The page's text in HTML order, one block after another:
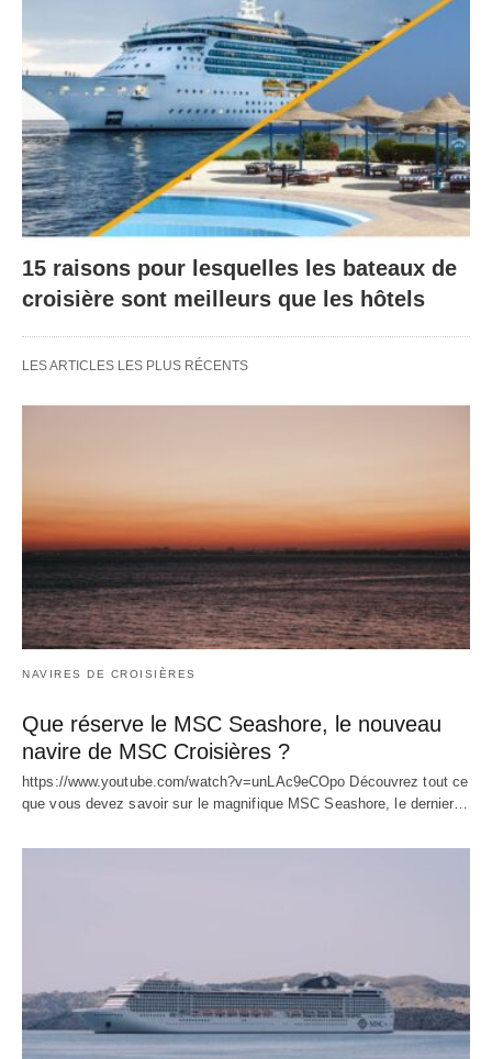
15 raisons pour lesquelles les bateaux de
croisière sont meilleurs que les hôtels
LES ARTICLES LES PLUS RÉCENTS
NAVIRES DE CROISIÈRES
Que réserve le MSC Seashore, le nouveau
navire de MSC Croisières ?
https://www.youtube.com/watch?v=unLAc9eCOpo Découvrez tout ce
que vous devez savoir sur le magnifique MSC Seashore, le dernier…